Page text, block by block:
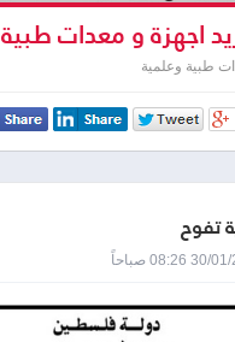
اجهزة و معدات طبية
طبية وعلمية
تفوح
08:26 صباحاً